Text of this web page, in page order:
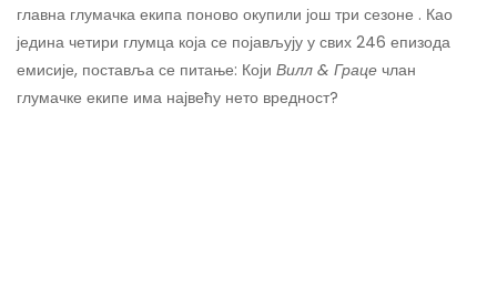
главна глумачка екипа поново окупили још три сезоне . Као
једина четири глумца која се појављују у свих 246 епизода
емисије, поставља се питање: Који Вилл & Граце члан
глумачке екипе има највећу нето вредност?